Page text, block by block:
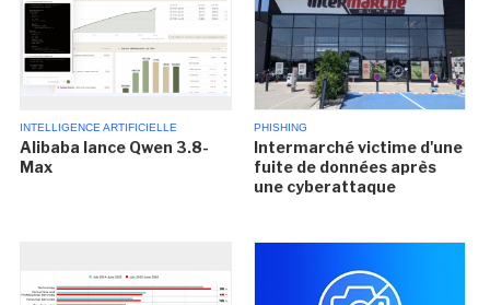
INTELLIGENCE ARTIFICIELLE
Alibaba lance Qwen 3.8-
Max
PHISHING
Intermarché victime d'une
fuite de données après
une cyberattaque